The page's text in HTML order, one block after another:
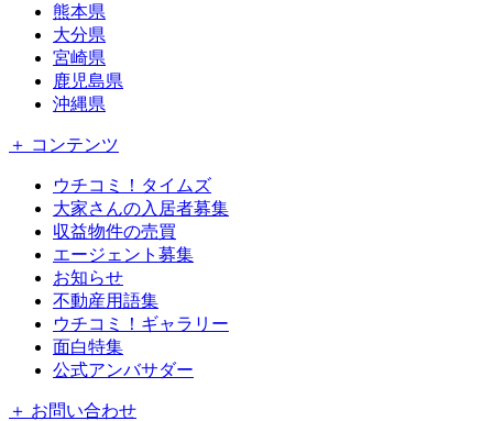
熊本県
大分県
宮崎県
鹿児島県
沖縄県
＋ コンテンツ
ウチコミ！タイムズ
大家さんの入居者募集
収益物件の売買
エージェント募集
お知らせ
不動産用語集
ウチコミ！ギャラリー
面白特集
公式アンバサダー
＋ お問い合わせ